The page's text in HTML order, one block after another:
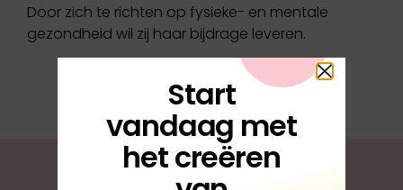
Door zich te richten op fysieke- en mentale
gezondheid wil zij haar bijdrage leveren.
Start
vandaag met
het creëren